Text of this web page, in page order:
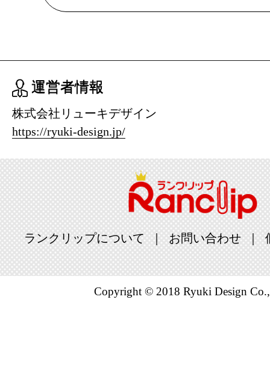
運営者情報
株式会社リューキデザイン
https://ryuki-design.jp/
ランクリップについて お問い合わせ
Copyright © 2018 Ryuki Design